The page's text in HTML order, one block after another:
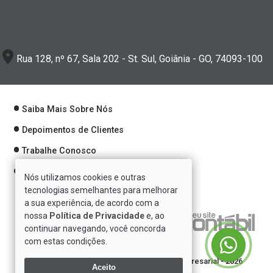
Rua 128, nº 67, Sala 202 - St. Sul, Goiânia - GO, 74093-100
Saiba Mais Sobre Nós
Depoimentos de Clientes
Trabalhe Conosco
Política de Privacidade
Verificada por
Direitos reservados à Se7e Consultoria Empresarial - 2026
Nós utilizamos cookies e outras
tecnologias semelhantes para melhorar
a sua experiência, de acordo com a
nossa Política de Privacidadee, ao
continuar navegando, você concorda
com estas condições.
Aceito